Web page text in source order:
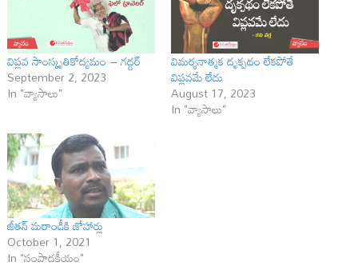
విప్లవ సాంస్కృతికోద్యమం – గద్దర్
September 2, 2023
In "వ్యాసాలు"
విమర్శనాత్మక దృక్పథం లేకపోతే
విప్లవమే లేదు
August 17, 2023
In "వ్యాసాలు"
జీతన్‌ మరాండీకి జోహార్లు
October 1, 2021
In "సంపాదకీయం"